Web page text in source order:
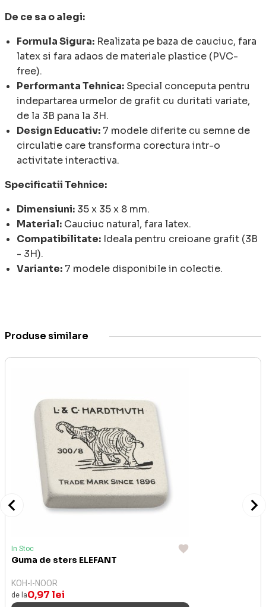
De ce sa o alegi:
Formula Sigura: Realizata pe baza de cauciuc, fara
latex si fara adaos de materiale plastice (PVC-
free).
Performanta Tehnica: Special conceputa pentru
indepartarea urmelor de grafit cu duritati variate,
de la 3B pana la 3H.
Design Educativ: 7 modele diferite cu semne de
circulatie care transforma corectura intr-o
activitate interactiva.
Specificatii Tehnice:
Dimensiuni: 35 x 35 x 8 mm.
Material: Cauciuc natural, fara latex.
Compatibilitate: Ideala pentru creioane grafit (3B
- 3H).
Variante: 7 modele disponibile in colectie.
Produse similare
In Stoc
Guma de sters ELEFANT
KOH-I-NOOR
de la0,97 lei